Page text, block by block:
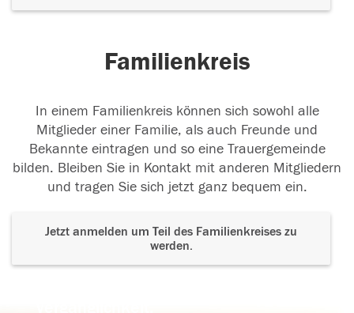
Familienkreis
In einem Familienkreis können sich sowohl alle
Mitglieder einer Familie, als auch Freunde und
Bekannte eintragen und so eine Trauergemeinde
bilden. Bleiben Sie in Kontakt mit anderen Mitgliedern
und tragen Sie sich jetzt ganz bequem ein.
Jetzt anmelden um Teil des Familienkreises zu
werden.